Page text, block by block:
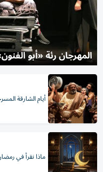
المهرجان رئة «أبو
أيام الشارقة
ماذا نقرأ في